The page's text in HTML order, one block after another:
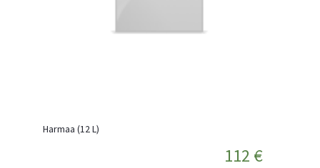
Harmaa (12 L)
112 €